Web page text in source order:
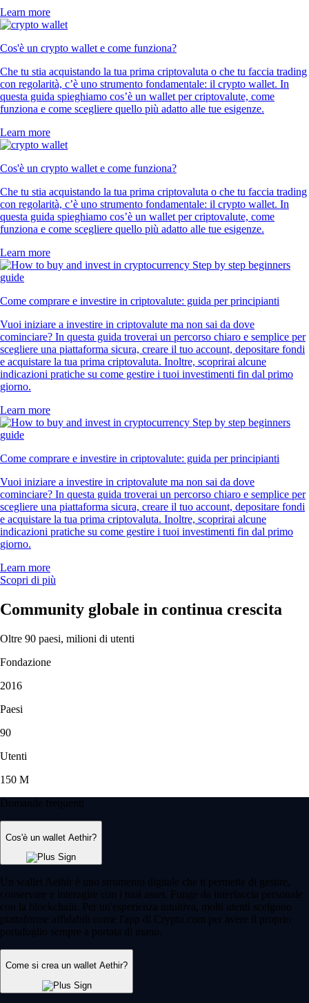
Learn more
Cos'è un crypto wallet e come funziona?
Che tu stia acquistando la tua prima criptovaluta o che tu faccia trading
con regolarità, c’è uno strumento fondamentale: il crypto wallet. In
questa guida spieghiamo cos’è un wallet per criptovalute, come
funziona e come scegliere quello più adatto alle tue esigenze.
Learn more
Cos'è un crypto wallet e come funziona?
Che tu stia acquistando la tua prima criptovaluta o che tu faccia trading
con regolarità, c’è uno strumento fondamentale: il crypto wallet. In
questa guida spieghiamo cos’è un wallet per criptovalute, come
funziona e come scegliere quello più adatto alle tue esigenze.
Learn more
Come comprare e investire in criptovalute: guida per principianti
Vuoi iniziare a investire in criptovalute ma non sai da dove
cominciare? In questa guida troverai un percorso chiaro e semplice per
scegliere una piattaforma sicura, creare il tuo account, depositare fondi
e acquistare la tua prima criptovaluta. Inoltre, scoprirai alcune
indicazioni pratiche su come gestire i tuoi investimenti fin dal primo
giorno.
Learn more
Come comprare e investire in criptovalute: guida per principianti
Vuoi iniziare a investire in criptovalute ma non sai da dove
cominciare? In questa guida troverai un percorso chiaro e semplice per
scegliere una piattaforma sicura, creare il tuo account, depositare fondi
e acquistare la tua prima criptovaluta. Inoltre, scoprirai alcune
indicazioni pratiche su come gestire i tuoi investimenti fin dal primo
giorno.
Learn more
Scopri di più
Community globale in continua crescita
Oltre 90 paesi, milioni di utenti
Fondazione
2016
Paesi
90
Utenti
150 M
Domande frequenti
Cos'è un wallet Aethir?
Un wallet Aethir è uno strumento digitale che ti permette di gestire,
conservare e interagire con i tuoi asset. Funge da interfaccia personale
con la blockchain. Per un'esperienza intuitiva, molti utenti scelgono
piattaforme affidabili come l'app di Crypto.com per avere il proprio
portafoglio sempre a portata di mano.
Come si crea un wallet Aethir?